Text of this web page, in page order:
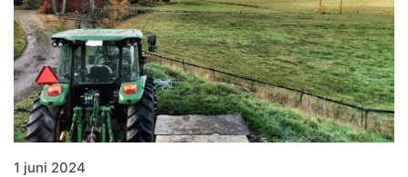
1 juni 2024